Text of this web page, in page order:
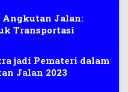
Angkutan Jalan:
Transportasi
jadi Pemateri dalam
Jalan 2023